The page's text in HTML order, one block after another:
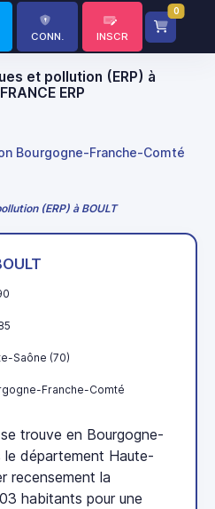
CONN. INSCR
0
et pollution (ERP) à
ERP
Bourgogne-Franche-Comté
(ERP) à BOULT
Saône (70)
Franche-Comté
trouve en Bourgogne-
département Haute-
recensement la
habitants pour une